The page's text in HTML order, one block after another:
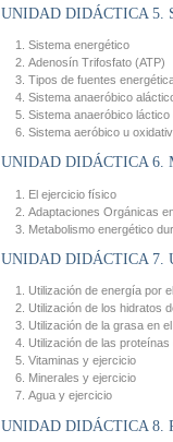
UNIDAD DIDÁCTICA 5.
Sistema energético
Adenosín Trifosfato (ATP)
Tipos de fuentes
Sistema anaeróbico
Sistema anaeróbico
Sistema aeróbico u
UNIDAD DIDÁCTICA 6.
El ejercicio físico
Adaptaciones Orgánicas
Metabolismo energético
UNIDAD DIDÁCTICA 7.
Utilización de energía por
Utilización de los hidratos
Utilización de la grasa en
Utilización de las
Vitaminas y ejercicio
Minerales y ejercicio
Agua y ejercicio
UNIDAD DIDÁCTICA 8.